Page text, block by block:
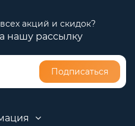
акций и скидок?
нашу рассылку
Подписаться